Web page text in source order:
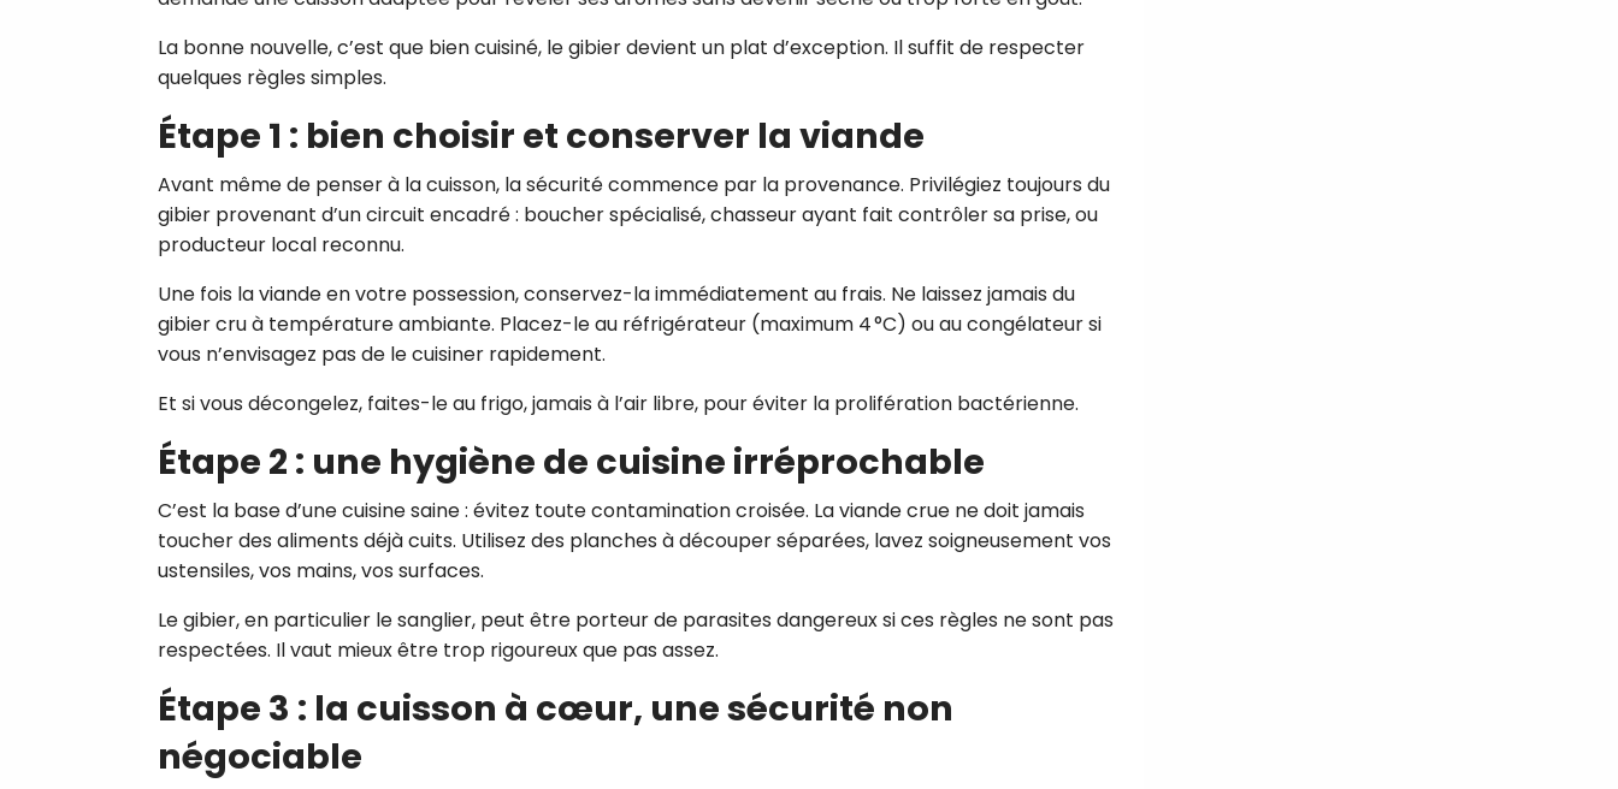
La bonne nouvelle, c’est que bien cuisiné, le gibier devient un plat d’exception. Il suffit de respecter
quelques règles simples.
Étape 1 : bien choisir et conserver la viande
Avant même de penser à la cuisson, la sécurité commence par la provenance. Privilégiez toujours du
gibier provenant d’un circuit encadré : boucher spécialisé, chasseur ayant fait contrôler sa prise, ou
producteur local reconnu.
Une fois la viande en votre possession, conservez-la immédiatement au frais. Ne laissez jamais du
gibier cru à température ambiante. Placez-le au réfrigérateur (maximum 4 °C) ou au congélateur si
vous n’envisagez pas de le cuisiner rapidement.
Et si vous décongelez, faites-le au frigo, jamais à l’air libre, pour éviter la prolifération bactérienne.
Étape 2 : une hygiène de cuisine irréprochable
C’est la base d’une cuisine saine : évitez toute contamination croisée. La viande crue ne doit jamais
toucher des aliments déjà cuits. Utilisez des planches à découper séparées, lavez soigneusement vos
ustensiles, vos mains, vos surfaces.
Le gibier, en particulier le sanglier, peut être porteur de parasites dangereux si ces règles ne sont pas
respectées. Il vaut mieux être trop rigoureux que pas assez.
Étape 3 : la cuisson à cœur, une sécurité non
négociable